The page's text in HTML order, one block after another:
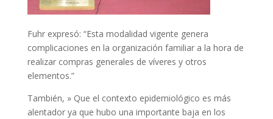
Fuhr expresó: “Esta modalidad vigente genera
complicaciones en la organización familiar a la hora de
realizar compras generales de víveres y otros
elementos.”
También, » Que el contexto epidemiológico es más
alentador ya que hubo una importante baja en los